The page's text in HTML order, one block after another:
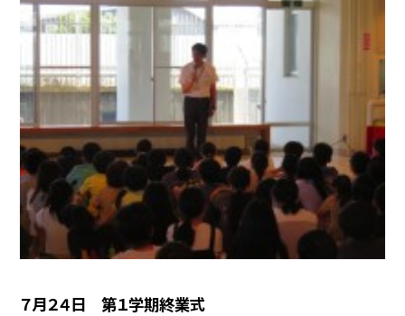
７月２４日 第１学期終業式